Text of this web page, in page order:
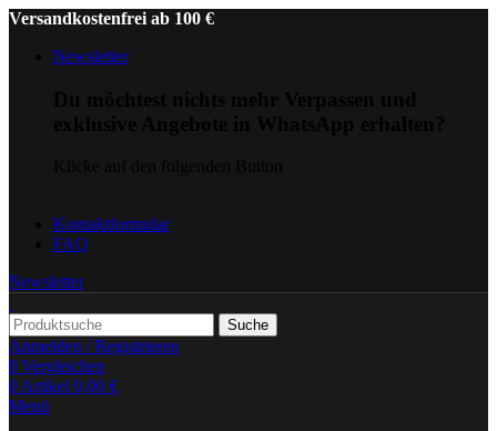
Versandkostenfrei ab 100 €
Newsletter
Kontaktformular
FAQ
Newsletter
Suche
Anmelden / Registrieren
0 Vergleichen
0Artikel 0,00 €
Menü